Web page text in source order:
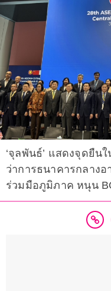
‘จุลพันธ์’ แสดงจุดยืน
ว่าการธนาคารกลางอ
ร่วมมือภูมิภาค หนุน